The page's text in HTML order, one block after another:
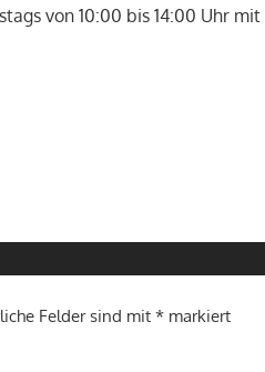
von 10:00 bis 14:00 Uhr
Felder sind mit* markiert